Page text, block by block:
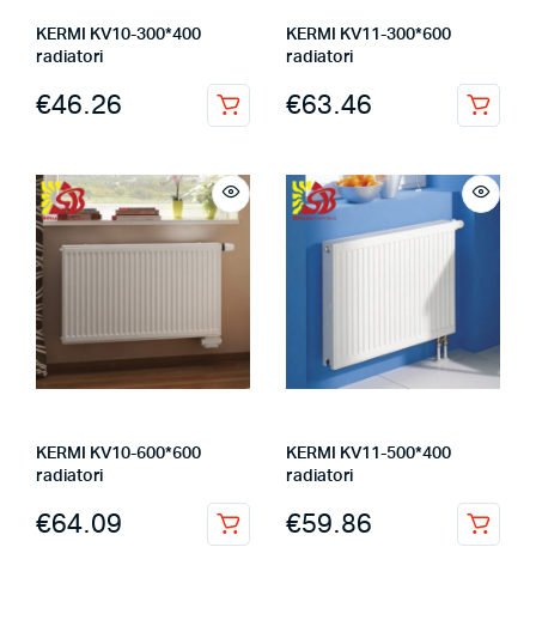
KERMI KV10-300*400
radiatori
€46.26
KERMI KV11-300*600
radiatori
€63.46
KERMI KV10-600*600
radiatori
€64.09
KERMI KV11-500*400
radiatori
€59.86